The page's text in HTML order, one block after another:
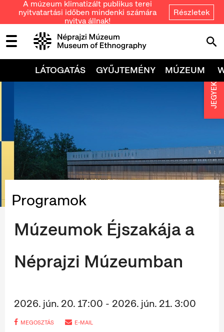
A múzeum klimatizált publikus terei
nyitvatartási időben mindenki számára
nyitva állnak!
Részletek
LÁTOGATÁS GYŰJTEMÉNY MÚZEUM
Programok
Múzeumok Éjszakája a
Néprajzi Múzeumban
2026. jún. 20. 17:00 - 2026. jún. 21. 3:00
MEGOSZTÁS E-MAIL
JEGYEK